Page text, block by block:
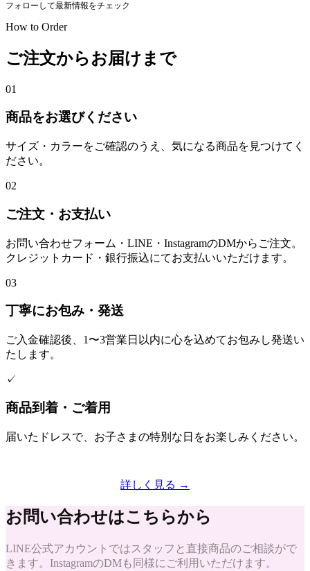
フォローして最新情報をチェック
How to Order
ご注文からお届けまで
01
商品をお選びください
サイズ・カラーをご確認のうえ、気になる商品を見つけてく
ださい。
02
ご注文・お支払い
お問い合わせフォーム・LINE・InstagramのDMからご注文。
クレジットカード・銀行振込にてお支払いいただけます。
03
丁寧にお包み・発送
ご入金確認後、1〜3営業日以内に心を込めてお包みし発送い
たします。
✓
商品到着・ご着用
届いたドレスで、お子さまの特別な日をお楽しみください。
詳しく見る →
お問い合わせはこちらから
LINE公式アカウントではスタッフと直接商品のご相談がで
きます。InstagramのDMも同様にご利用いただけます。